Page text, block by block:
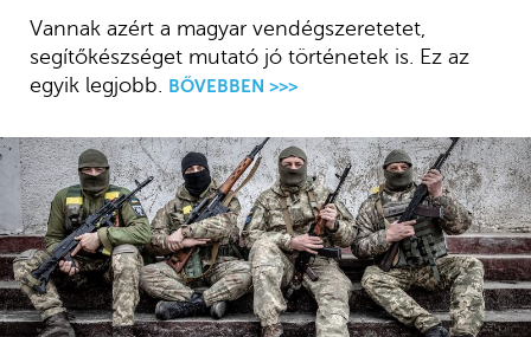
Vannak azért a magyar vendégszeretetet,
segítőkészséget mutató jó történetek is. Ez az
egyik legjobb. BŐVEBBEN >>>